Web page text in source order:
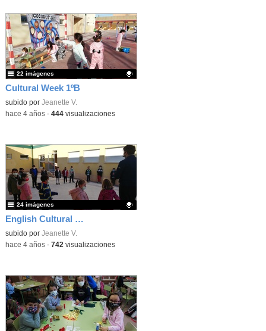
Cultural Week 1ºB
Contenido educativo.
subido por Jeanette V.
22 imágenes
-hace 4 años- 444visualizaciones
English Cultural Week
Contenido educativo.
subido por Jeanette V.
24 imágenes
-hace 4 años- 742visualizaciones